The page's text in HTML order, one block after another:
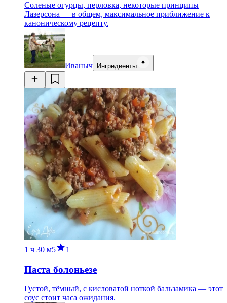
Соленые огурцы, перловка, некоторые принципы
Лазерсона — в общем, максимальное приближение к
каноническому рецепту.
Иваныч Ингредиенты
1 ч 30 м5 1
Паста болоньезе
Густой, тёмный, с кисловатой ноткой бальзамика — этот
соус стоит часа ожидания.